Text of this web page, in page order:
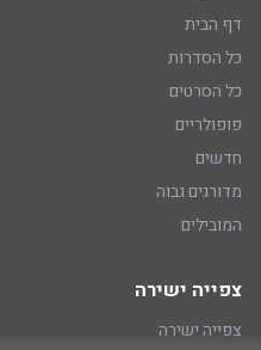
דף הבית
כל הסדרות
כל הסרטים
פופולריים
חדשים
מדורגים גבוה
המובילים
צפייה ישירה
צפייה ישירה